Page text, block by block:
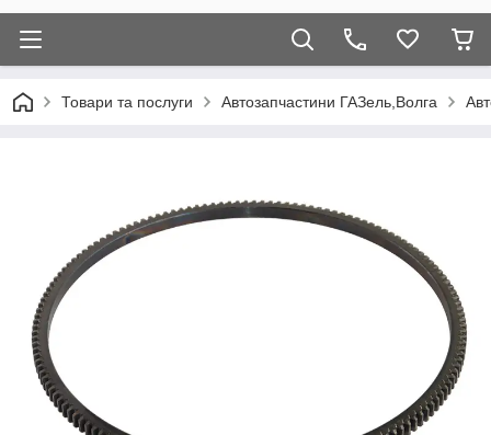
Товари та послуги Автозапчастини ГАЗель,Волга